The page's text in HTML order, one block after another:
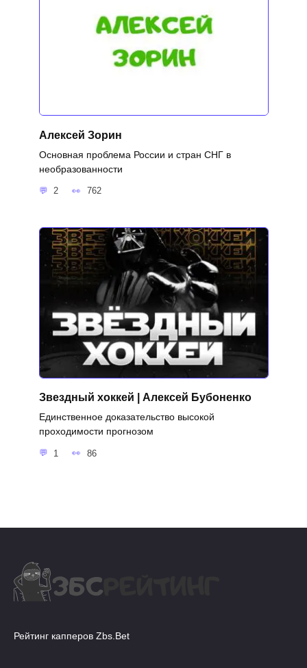
Алексей Зорин
Основная проблема России и стран СНГ в
необразованности
2 762
Звездный хоккей | Алексей Бубоненко
Единственное доказательство высокой
проходимости прогнозом
1 86
Рейтинг капперов Zbs.Bet